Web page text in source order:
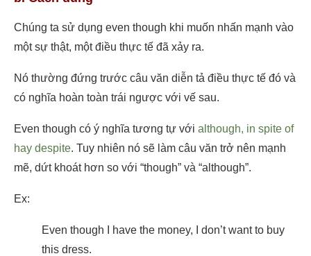
Chúng ta sử dụng even though khi muốn nhấn mạnh vào
một sự thật, một điều thực tế đã xảy ra.
Nó thường đứng trước câu văn diễn tả điều thực tế đó và
có nghĩa hoàn toàn trái ngược với vế sau.
Even though có ý nghĩa tương tự với although, in spite of
hay despite. Tuy nhiên nó sẽ làm câu văn trở nên mạnh
mẽ, dứt khoát hơn so với “though” và “although”.
Ex:
Even though I have the money, I don’t want to buy
this dress.